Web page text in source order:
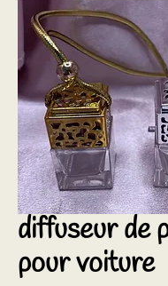
diffuseur de
pour voiture